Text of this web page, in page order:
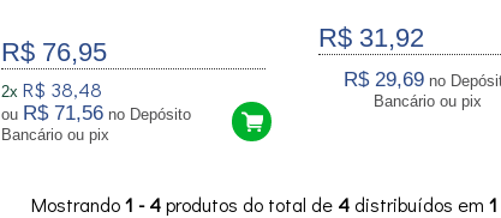
R$ 76,95
2x R$ 38,48
ou R$ 71,56 no Depósito
Bancário ou pix
R$ 31,92
R$ 29,69 no Depósito
Bancário ou pix
Mostrando1 - 4produtos do total de 4 distribuídos em1